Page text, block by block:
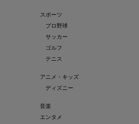
スポーツ
プロ野球
サッカー
ゴルフ
テニス
アニメ・キッズ
ディズニー
音楽
エンタメ